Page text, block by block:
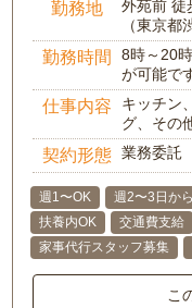
勤務地
外苑前 徒
（東京都
勤務時間
8時～20
が可能で
仕事内容
キッチン
グ、その
契約形態 業務委託
週1〜OK 週2〜3日か
扶養内OK
交通費支給
家事代行スタッフ募集
こ